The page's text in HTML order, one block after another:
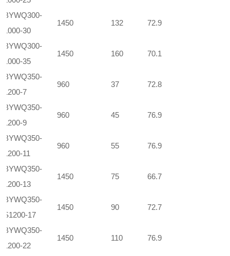
BYWQ300-
1000-30
1450 132 72.9
BYWQ300-
1000-35
1450 160 70.1
BYWQ350-
1200-7
960 37 72.8
BYWQ350-
1200-9
960 45 76.9
BYWQ350-
1200-11
960 55 76.9
BYWQ350-
1200-13
1450 75 66.7
BYWQ350-
S1200-17
1450 90 72.7
BYWQ350-
1200-22
1450 110 76.9